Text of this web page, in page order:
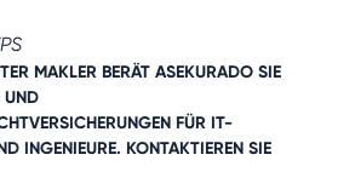
MAKLER BERÄT ASEKURADO SIE
UND
FÜR IT-
INGENIEURE. KONTAKTIEREN SIE